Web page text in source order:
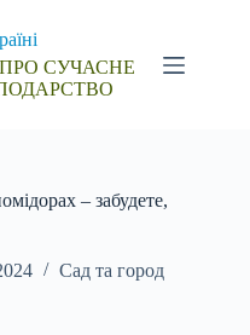
СУЧАСНЕ
– забудете,
Сад та город